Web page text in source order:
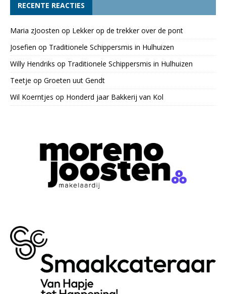
RECENTE REACTIES
Maria zJoosten op Lekker op de trekker over de pont
Josefien op Traditionele Schippersmis in Hulhuizen
Willy Hendriks op Traditionele Schippersmis in Hulhuizen
Teetje op Groeten uut Gendt
Wil Koerntjes op Honderd jaar Bakkerij van Kol